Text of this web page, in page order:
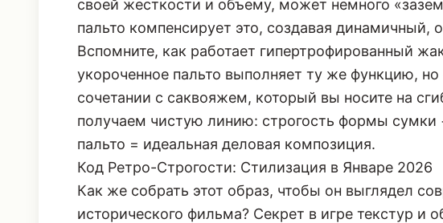
своей жесткости и объему, может немного
пальто компенсирует это, создавая динамичный,
Вспомните, как работает гипертрофированный
укороченное пальто выполняет ту же функцию,
сочетании с саквояжем, который вы носите на
получаем чистую линию: строгость формы сумки
пальто = идеальная деловая композиция.
Код Ретро-Строгости: Стилизация в Январе 2026
Как же собрать этот образ, чтобы он выглядел
исторического фильма? Секрет в игре текстур и